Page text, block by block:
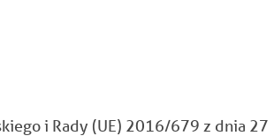
i Rady (UE) 2016/679 z dnia 27